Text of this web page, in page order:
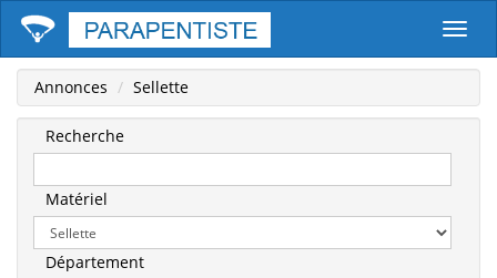
Annonces Sellette
Recherche
Matériel
Département